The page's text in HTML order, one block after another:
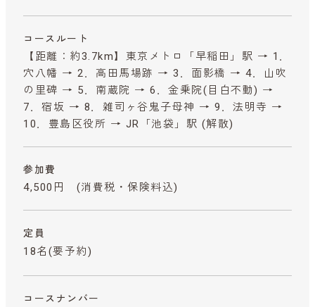
コースルート
【距離：約3.7km】東京メトロ「早稲田」駅 → 1．
穴八幡 → 2．高田馬場跡 → 3．面影橋 → 4．山吹
の里碑 → 5．南蔵院 → 6．金乗院(目白不動) →
7．宿坂 → 8．雑司ヶ谷鬼子母神 → 9．法明寺 →
10．豊島区役所 → JR「池袋」駅 (解散)
参加費
4,500円 (消費税・保険料込)
定員
18名(要予約)
コースナンバー